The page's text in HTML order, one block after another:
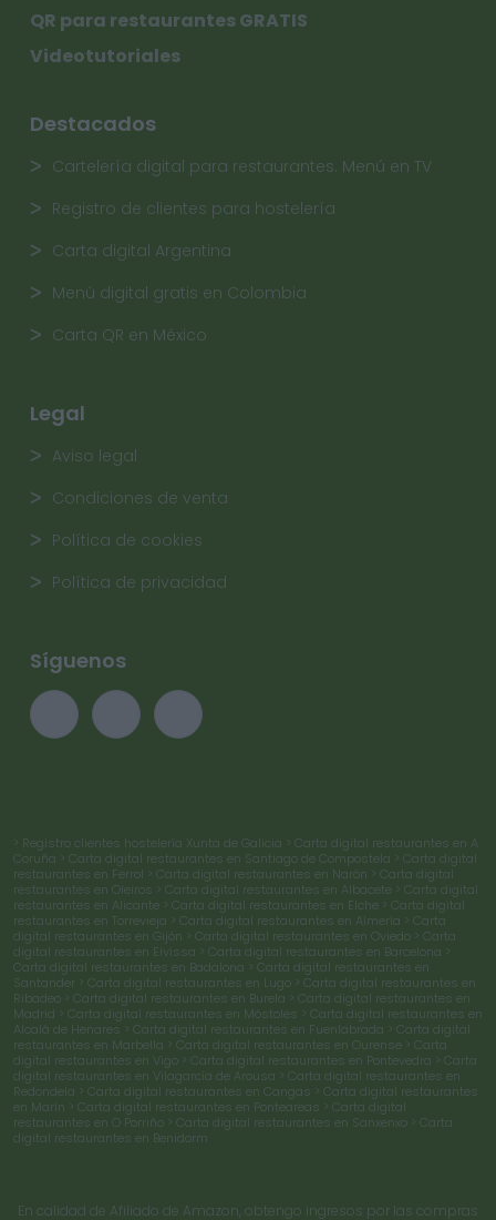
QR para restaurantes GRATIS
Videotutoriales
Destacados
Cartelería digital para restaurantes. Menú en TV
Registro de clientes para hostelería
Carta digital Argentina
Menú digital gratis en Colombia
Carta QR en México
Legal
Aviso legal
Condiciones de venta
Política de cookies
Política de privacidad
Síguenos
> Registro clientes hostelería Xunta de Galicia > Carta digital restaurantes en A
Coruña > Carta digital restaurantes en Santiago de Compostela > Carta digital
restaurantes en Ferrol > Carta digital restaurantes en Narón > Carta digital
restaurantes en Oleiros > Carta digital restaurantes en Albacete > Carta digital
restaurantes en Alicante > Carta digital restaurantes en Elche > Carta digital
restaurantes en Torrevieja > Carta digital restaurantes en Almería > Carta
digital restaurantes en Gijón > Carta digital restaurantes en Oviedo > Carta
digital restaurantes en Eivissa > Carta digital restaurantes en Barcelona >
Carta digital restaurantes en Badalona > Carta digital restaurantes en
Santander > Carta digital restaurantes en Lugo > Carta digital restaurantes en
Ribadeo > Carta digital restaurantes en Burela > Carta digital restaurantes en
Madrid > Carta digital restaurantes en Móstoles > Carta digital restaurantes en
Alcalá de Henares > Carta digital restaurantes en Fuenlabrada > Carta digital
restaurantes en Marbella > Carta digital restaurantes en Ourense > Carta
digital restaurantes en Vigo > Carta digital restaurantes en Pontevedra > Carta
digital restaurantes en Vilagarcía de Arousa > Carta digital restaurantes en
Redondela > Carta digital restaurantes en Cangas > Carta digital restaurantes
en Marín > Carta digital restaurantes en Ponteareas > Carta digital
restaurantes en O Porriño > Carta digital restaurantes en Sanxenxo > Carta
digital restaurantes en Benidorm
En calidad de Afiliado de Amazon, obtengo ingresos por las compras